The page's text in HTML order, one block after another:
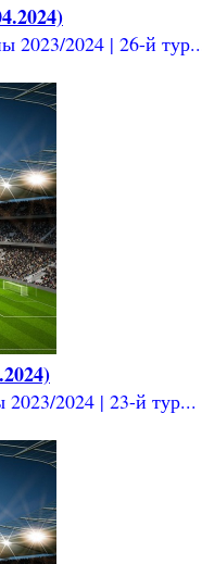
2023/2024 | 26-й
2024 | 23-й тур...